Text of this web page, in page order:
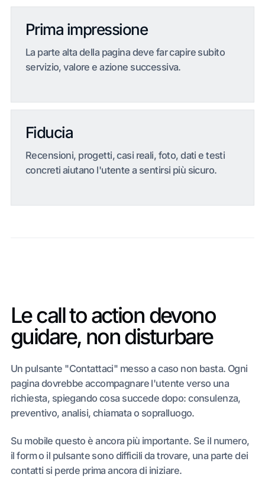
Prima impressione
La parte alta della pagina deve far capire subito
servizio, valore e azione successiva.
Fiducia
Recensioni, progetti, casi reali, foto, dati e testi
concreti aiutano l'utente a sentirsi più sicuro.
Le call to action devono
guidare, non disturbare
Un pulsante "Contattaci" messo a caso non basta. Ogni
pagina dovrebbe accompagnare l'utente verso una
richiesta, spiegando cosa succede dopo: consulenza,
preventivo, analisi, chiamata o sopralluogo.
Su mobile questo è ancora più importante. Se il numero,
il form o il pulsante sono difficili da trovare, una parte dei
contatti si perde prima ancora di iniziare.